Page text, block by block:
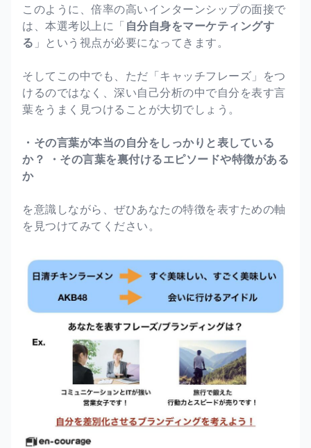
このように、倍率の高いインターンシップの面接で
は、本選考以上に「自分自身をマーケティングす
る 」という視点が必要になってきます。
そしてこの中でも、ただ「キャッチフレーズ」をつ
けるのではなく、深い自己分析の中で自分を表す言
葉をうまく見つけることが大切でしょう。
・その言葉が本当の自分をしっかりと表している
か？
・その言葉を裏付けるエピソードや特徴がある
か
を意識しながら、ぜひあなたの特徴を表すための軸
を見つけてみてください。